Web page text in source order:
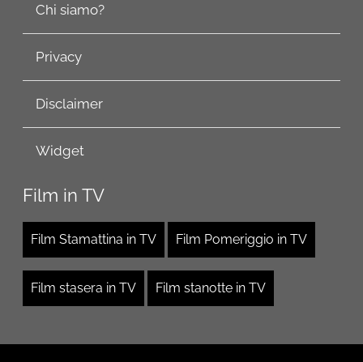
Chi siamo?
Privacy
Disclaimer
Widget
Film in TV
Film Stamattina in TV Film Pomeriggio in TV
Film stasera in TV Film stanotte in TV